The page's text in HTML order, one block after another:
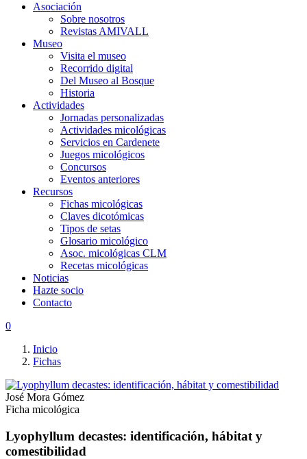
Asociación
Sobre nosotros
Revistas AMIVALL
Museo
Visita el museo
Recorrido digital
Del Museo al Bosque
Historia
Actividades
Jornadas personalizadas
Actividades micológicas
Servicios en Cardenete
Juegos micológicos
Concursos
Eventos anteriores
Recursos
Fichas micológicas
Claves dicotómicas
Tipos de setas
Glosario micológico
Asoc. micológicas CLM
Recetas micológicas
Noticias
Hazte socio
Contacto
0
Inicio
Fichas
José Mora Gómez
Ficha micológica
Lyophyllum decastes: identificación, hábitat y
comestibilidad